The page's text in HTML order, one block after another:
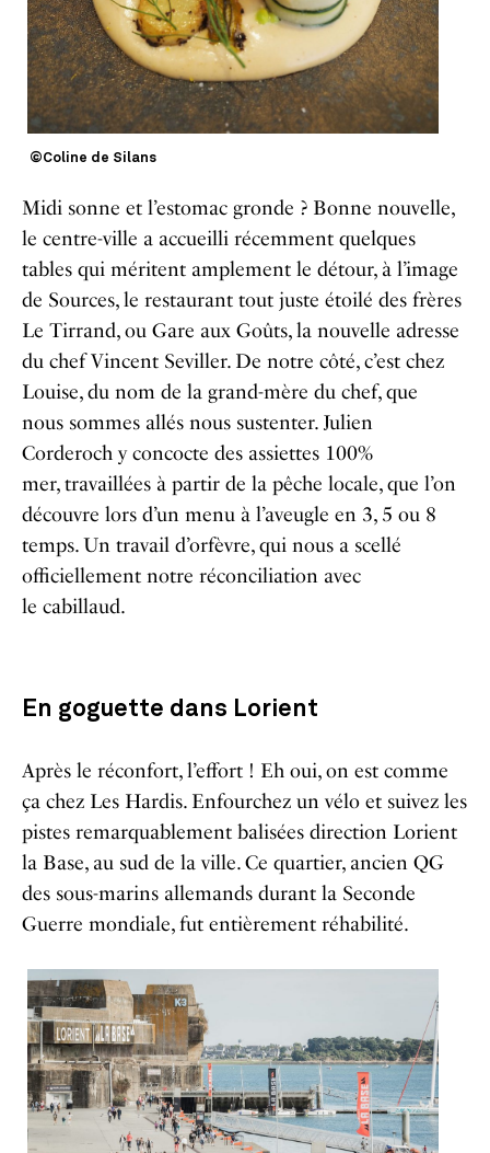
©Coline de Silans
Midi sonne et l’estomac gronde ? Bonne nouvelle,
le centre-ville a accueilli récemment quelques
tables qui méritent amplement le détour, à l’image
de Sources, le restaurant tout juste étoilé des frères
Le Tirrand, ou Gare aux Goûts, la nouvelle adresse
du chef Vincent Seviller. De notre côté, c’est chez
Louise, du nom de la grand-mère du chef, que
nous sommes allés nous sustenter. Julien
Corderoch y concocte des assiettes 100%
mer, travaillées à partir de la pêche locale, que l’on
découvre lors d’un menu à l’aveugle en 3, 5 ou 8
temps. Un travail d’orfèvre, qui nous a scellé
officiellement notre réconciliation avec
le cabillaud.
En goguette dans Lorient
Après le réconfort, l’effort ! Eh oui, on est comme
ça chez Les Hardis. Enfourchez un vélo et suivez les
pistes remarquablement balisées direction Lorient
la Base, au sud de la ville. Ce quartier, ancien QG
des sous-marins allemands durant la Seconde
Guerre mondiale, fut entièrement réhabilité.